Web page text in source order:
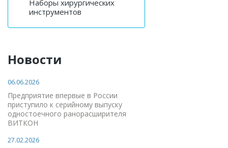
Наборы хирургических
инструментов
Новости
06.06.2026
Предприятие впервые в России
приступило к серийному выпуску
одностоечного ранорасширителя
ВИТКОН
27.02.2026